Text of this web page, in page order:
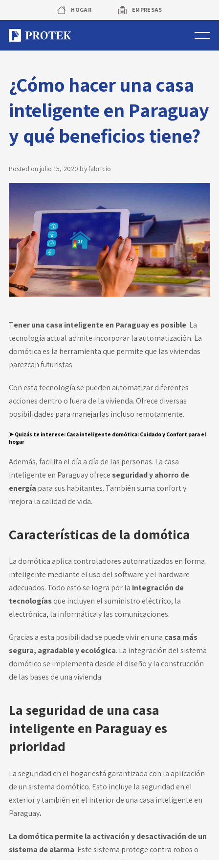
content
HOGAR EMPRESAS
Sistema de cámaras
Rastreo vehicular GPS
Protek Personas
Corredora de seguros
Trabaja con nosotros
Novedades
Faq
Contacto
¿Cómo hacer una casa
inteligente en Paraguay
y qué beneficios tiene?
Posted onjulio 15, 2020 byfabricio
Tener una casa inteligente en Paraguay es posible. La
tecnología actual admite incorporar la automatización. La
domótica es la herramienta que permite que las viviendas
parezcan futuristas
Con esta tecnología se pueden automatizar diferentes
acciones dentro o fuera de la vivienda. Ofrece diversas
posibilidades para manejarlas incluso remotamente.
➤ Quizás te interese: Casa inteligente domótica: Cuidado y Confort para el
hogar
Además, facilita el día a día de las personas. La casa
inteligente en Paraguay ofrece seguridad y ahorro de
energía para sus habitantes. También suma confort y
mejora la calidad de vida.
Características de la domótica
La domótica aplica controladores automatizados en forma
inteligente mediante el uso del software y el hardware
adecuados. Todo esto se logra por la integración de
tecnologíasque incluyen el suministro eléctrico, la
electrónica, la informática y las comunicaciones.
Gracias a esta posibilidad se puede vivir en una casa más
segura, agradable y ecológica. La integración del sistema
domótico se implementa desde el diseño y la construcción
de las bases de una vivienda.
La seguridad de una casa
inteligente en Paraguay es
prioridad
La seguridad en el hogar está garantizada con la aplicación
de un sistema domótico. Esto incluye la seguridad en el
exterior y también en el interior de una casa inteligente en
Paraguay.
La domótica permite la activación y desactivación de un
sistema de alarma. Este sistema protege contra robos o